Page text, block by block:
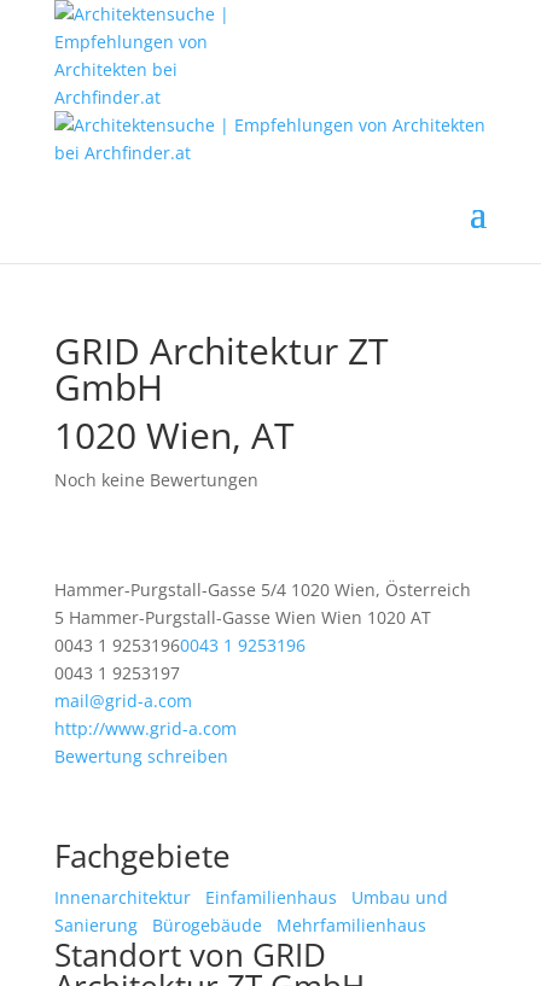
GRID Architektur ZT
GmbH
1020 Wien, AT
Noch keine Bewertungen
Hammer-Purgstall-Gasse 5/4 1020 Wien, Österreich
5 Hammer-Purgstall-Gasse Wien Wien 1020 AT
0043 1 92531960043 1 9253196
0043 1 9253197
mail@grid-a.com
http://www.grid-a.com
Bewertung schreiben
Fachgebiete
Innenarchitektur Einfamilienhaus
Umbau und
Sanierung
Bürogebäude Mehrfamilienhaus
Standort von GRID